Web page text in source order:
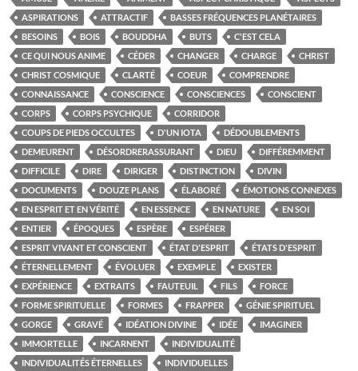
ASPIRATIONS
ATTRACTIF
BASSES FRÉQUENCES PLANÉTAIRES
BESOINS
BOIS BOUDDHA BUTS
C'EST CELA
CE QUI NOUS ANIME
CÉDER CHANGER CHARGE
CHRIST
CHRIST COSMIQUE
CLARTÉ COEUR
COMPRENDRE
CONNAISSANCE
CONSCIENCE CONSCIENCES
CONSCIENT
CORPS
CORPS PSYCHIQUE
CORRIDOR
COUPS DE PIEDS OCCULTES
D'UN IOTA
DÉDOUBLEMENTS
DEMEURENT
DÉSORDRERASSURANT DIEU
DIFFÉREMMENT
DIFFICILE
DIRE DIRIGER DISTINCTION
DIVIN
DOCUMENTS
DOUZE PLANS ÉLABORÉ
ÉMOTIONS CONNEXES
EN ESPRIT ET EN VÉRITÉ
EN ESSENCE EN NATURE
EN SOI
ENTIER
ÉPOQUES ESPÈRE
ESPÉRER
ESPRIT VIVANT ET CONSCIENT
ÉTAT D'ESPRIT
ÉTATS D'ESPRIT
ÉTERNELLEMENT
ÉVOLUER EXEMPLE
EXISTER
EXPÉRIENCE
EXTRAITS FAUTEUIL FILS
FORCE
FORME SPIRITUELLE
FORMES FRAPPER
GÉNIE SPIRITUEL
GORGE
GRAVÉ IDÉATION DIVINE IDÉE
IMAGINER
IMMORTELLE
INCARNENT
INDIVIDUALITÉ
INDIVIDUALITÉS ÉTERNELLES
INDIVIDUELLES